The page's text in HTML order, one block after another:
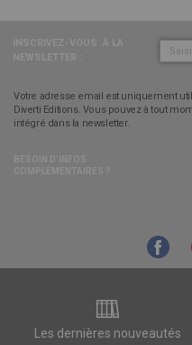
Votre adresse email est uniquement
Diverti Editions. Vous pouvez à tout
intégré dans la newsletter.
Les dernières nouveautés